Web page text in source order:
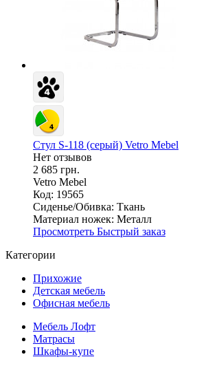
Стул S-118 (серый) Vetro Mebel
Нет отзывов
2 685 грн.
Vetro Mebel
Код: 19565
Сиденье/Обивка: Ткань
Материал ножек: Металл
Просмотреть Быстрый заказ
Категории
Прихожие
Детская мебель
Офисная мебель
Мебель Лофт
Матрасы
Шкафы-купе